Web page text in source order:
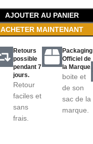
AJOUTER AU PANIER
ACHETER MAINTENANT
Retours
possible
pendant 7
jours.
Retour
faciles et
sans
frais.
Packaging
Officiel de
la Marque.
boite et
de son
sac de la
marque.